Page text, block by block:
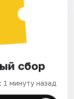
сбор
минуту назад